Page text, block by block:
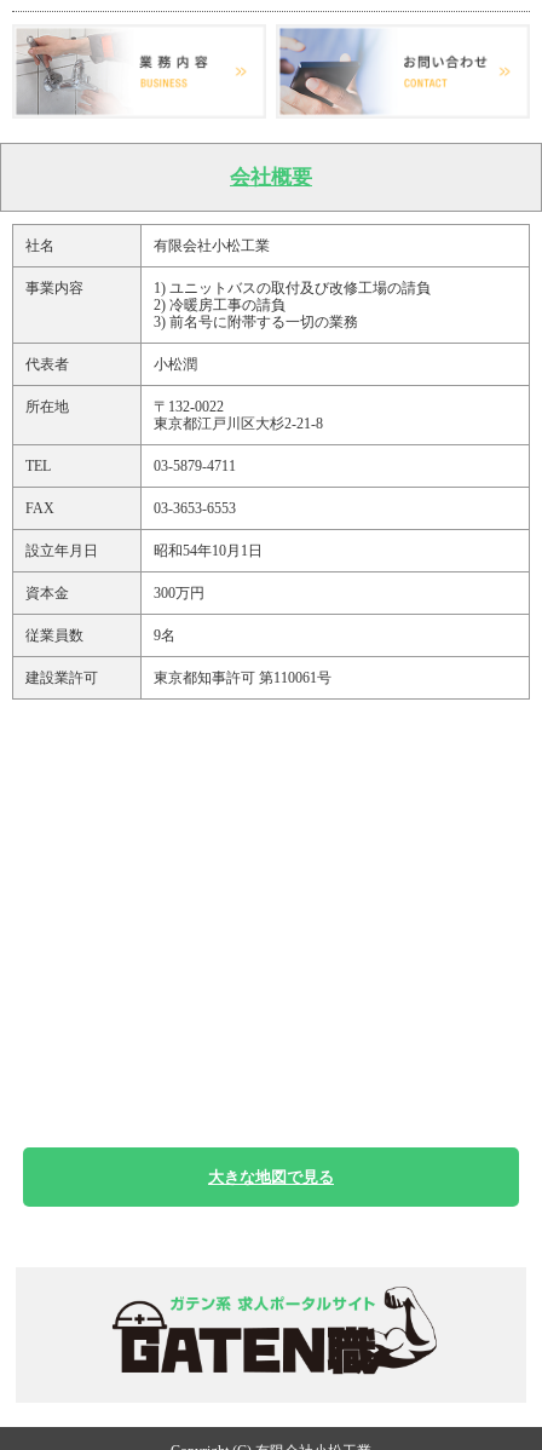
会社概要
社名 有限会社小松工業
事業内容
1) ユニットバスの取付及び改修工場の請負
2) 冷暖房工事の請負
3) 前名号に附帯する一切の業務
代表者 小松潤
所在地
〒132-0022
東京都江戸川区大杉2-21-8
TEL 03-5879-4711
FAX 03-3653-6553
設立年月日 昭和54年10月1日
資本金 300万円
従業員数 9名
建設業許可 東京都知事許可 第110061号
大きな地図で見る